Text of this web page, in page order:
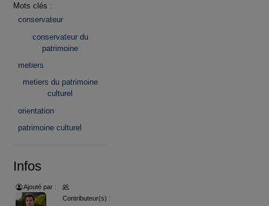
Mots clés :
conservateur
conservateur du
patrimoine
metiers
metiers du patrimoine
culturel
orientation
patrimoine culturel
Infos
Ajouté par :
Contributeur(s) :